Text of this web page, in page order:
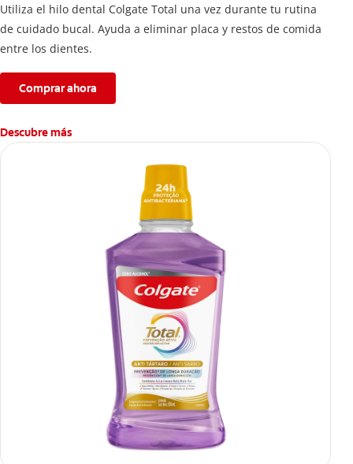
Utiliza el hilo dental Colgate Total una vez durante tu rutina
de cuidado bucal. Ayuda a eliminar placa y restos de comida
entre los dientes.
Comprar ahora
Descubre más